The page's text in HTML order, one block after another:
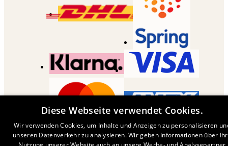
COPYRIGHT ©2026, DESENIOAB
Diese Webseite verwendet Cookies.
Wir verwenden Cookies, um Inhalte und Anzeigen zu personalisieren
unseren Datenverkehr zu analysieren. Wir geben Informationen über